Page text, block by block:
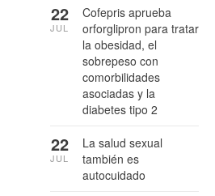
Cofepris aprueba
orforglipron para tratar
la obesidad, el
sobrepeso con
comorbilidades
asociadas y la
diabetes tipo 2
22
JUL
La salud sexual
también es
autocuidado
22
JUL